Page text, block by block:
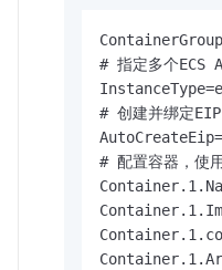
# 指定多个ECS
# 创建并绑定
# 配置容器，使